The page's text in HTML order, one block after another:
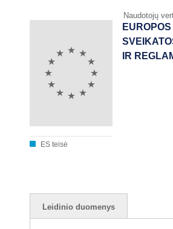
Naudotojų
ES teisė
IR
Leidinio duomenys